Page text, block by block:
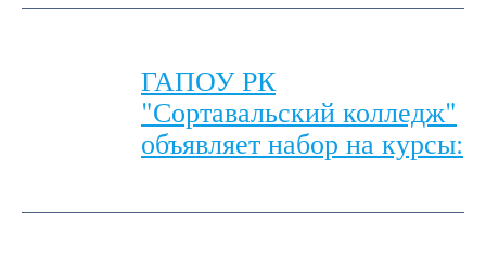
ГАПОУ РК
"Сортавальский колледж"
объявляет набор на курсы: